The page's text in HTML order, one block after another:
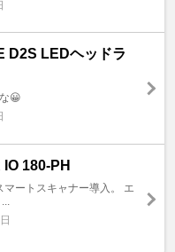
D2S LEDヘッドラ
😀
IO 180-PH
マートスキャナー導入。 エ